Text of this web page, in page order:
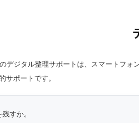
デジタル整理サポートは、スマートフォ
サポートです。
すか。